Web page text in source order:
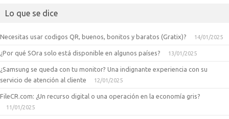
Lo que se dice
Necesitas usar codigos QR, buenos, bonitos y baratos (Gratix)? 14/01/2025
¿Por qué SOra solo está disponible en algunos países? 13/01/2025
¿Samsung se queda con tu monitor? Una indignante experiencia con su
servicio de atención al cliente
12/01/2025
FileCR.com: ¿Un recurso digital o una operación en la economía gris?
11/01/2025